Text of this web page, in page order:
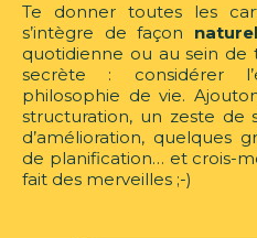
Te donner toutes les
s’intègre de façon
quotidienne ou au sein
secrète : considérer
philosophie de vie.
structuration, un zeste de
d’amélioration, quelques
de planification… et crois-
fait des merveilles ;-)